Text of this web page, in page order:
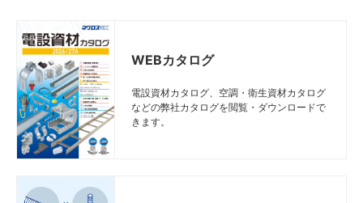
WEBカタログ
電設資材カタログ、空調・衛生資材カタログ
などの弊社カタログを閲覧・ダウンロードで
きます。